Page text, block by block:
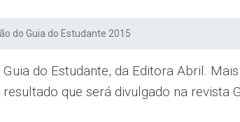
do Guia do Estudante 2015
do Estudante, da Editora Abril.
que será divulgado na revista